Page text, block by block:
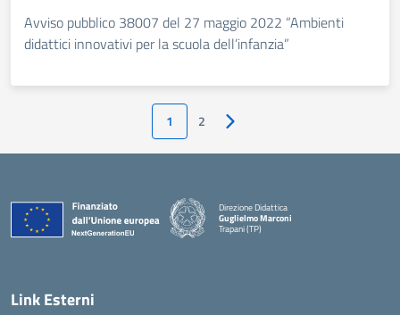
Avviso pubblico 38007 del 27 maggio 2022 “Ambienti
didattici innovativi per la scuola dell’infanzia”
1 2 Pagina successiva
Direzione Didattica
Guglielmo Marconi
Trapani (TP)
Link Esterni